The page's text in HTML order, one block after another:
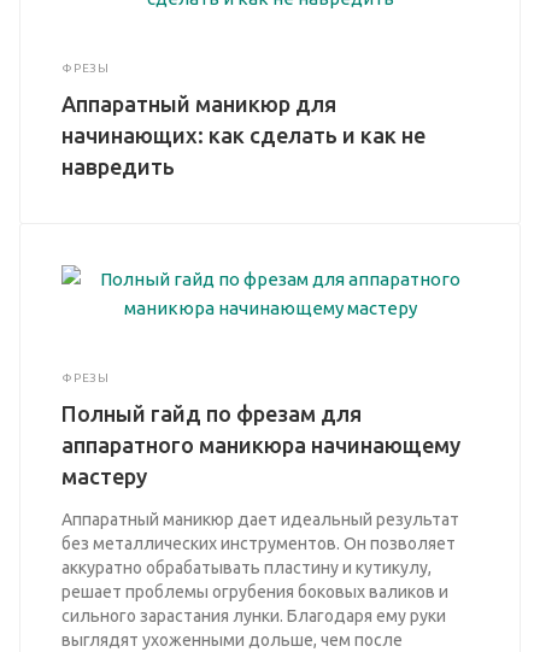
ФРЕЗЫ
Аппаратный маникюр для
начинающих: как сделать и как не
навредить
ФРЕЗЫ
Полный гайд по фрезам для
аппаратного маникюра начинающему
мастеру
Аппаратный маникюр дает идеальный результат
без металлических инструментов. Он позволяет
аккуратно обрабатывать пластину и кутикулу,
решает проблемы огрубения боковых валиков и
сильного зарастания лунки. Благодаря ему руки
выглядят ухоженными дольше, чем после